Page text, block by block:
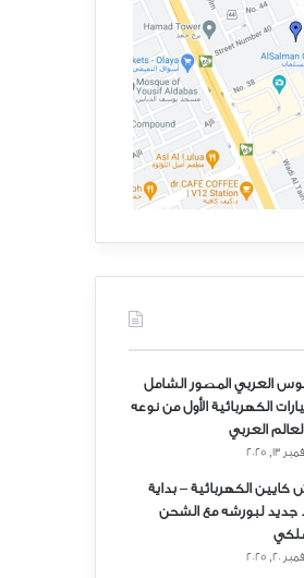
العربي المصور الشامل
الكهربائية الأول من نوعه
العربي
13, 2025
كايين الكهربائية – بداية
جديد لبورشه مع الشحن
20, 2025